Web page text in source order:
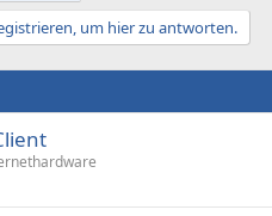
um hier zu antworten.